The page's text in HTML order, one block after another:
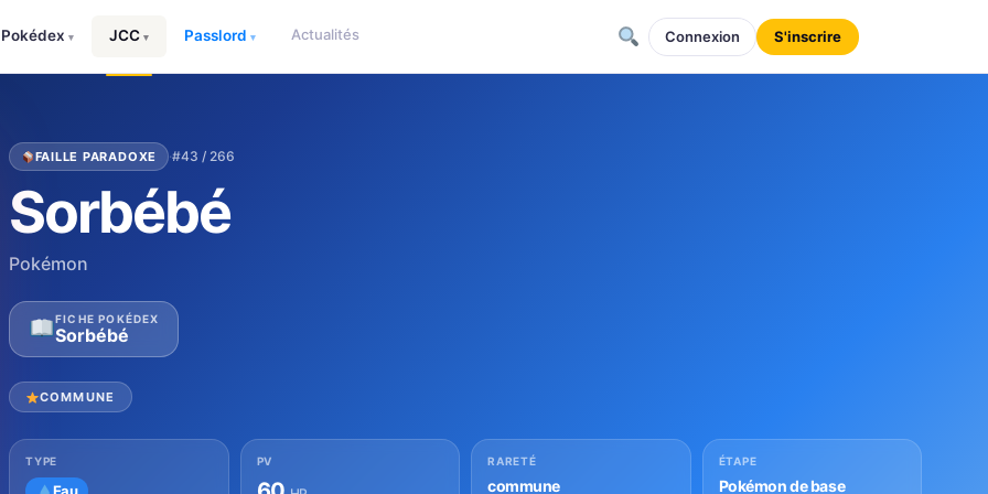
Pokédex ▾ JCC ▾ Passlord ▾ Actualités Connexion S'inscrire
FAILLE PARADOXE ·#43 / 266
Sorbébé
Pokémon
FICHE POKÉDEX
Sorbébé
COMMUNE
TYPE PV RARETÉ
commune
ÉTAPE
Pokémon de base